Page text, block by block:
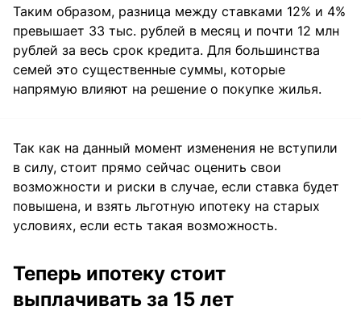
Таким образом, разница между ставками 12% и 4%
превышает 33 тыс. рублей в месяц и почти 12 млн
рублей за весь срок кредита. Для большинства
семей это существенные суммы, которые
напрямую влияют на решение о покупке жилья.
Так как на данный момент изменения не вступили
в силу, стоит прямо сейчас оценить свои
возможности и риски в случае, если ставка будет
повышена, и взять льготную ипотеку на старых
условиях, если есть такая возможность.
Теперь ипотеку стоит
выплачивать за 15 лет